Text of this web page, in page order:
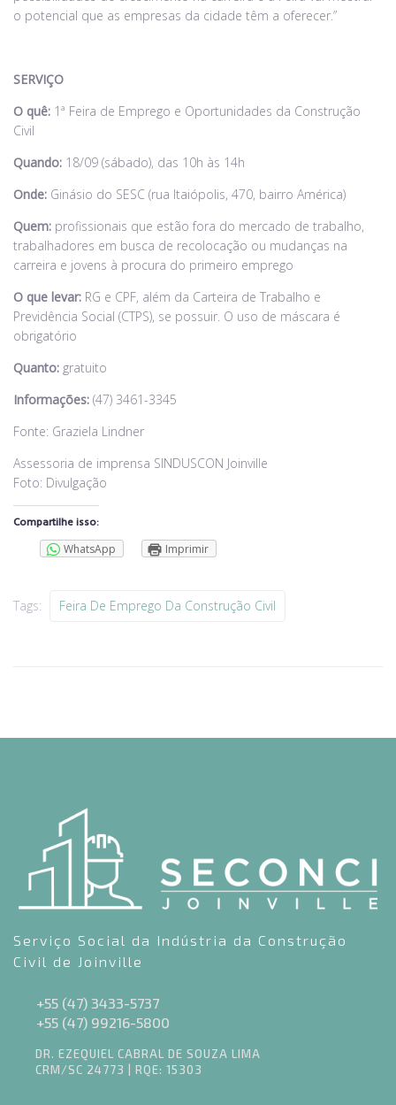
o potencial que as empresas da cidade têm a oferecer.”
SERVIÇO
O quê: 1ª Feira de Emprego e Oportunidades da Construção
Civil
Quando: 18/09 (sábado), das 10h às 14h
Onde: Ginásio do SESC (rua Itaiópolis, 470, bairro América)
Quem: profissionais que estão fora do mercado de trabalho,
trabalhadores em busca de recolocação ou mudanças na
carreira e jovens à procura do primeiro emprego
O que levar: RG e CPF, além da Carteira de Trabalho e
Previdência Social (CTPS), se possuir. O uso de máscara é
obrigatório
Quanto: gratuito
Informações: (47) 3461-3345
Fonte: Graziela Lindner
Assessoria de imprensa SINDUSCON Joinville
Foto: Divulgação
Compartilhe isso:
WhatsApp Imprimir
Tags: Feira De Emprego Da Construção Civil
Serviço Social da Indústria da Construção
Civil de Joinville
+55 (47) 3433-5737
+55 (47) 99216-5800
DR. EZEQUIEL CABRAL DE SOUZA LIMA
CRM/SC 24773 | RQE: 15303